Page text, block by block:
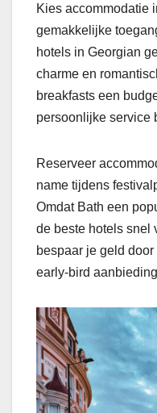
Kies accommodatie
gemakkelijke
hotels in Georgian
charme en
breakfasts een
persoonlijke service
Reserveer
name tijdens
Omdat Bath een
de beste hotels snel
bespaar je geld
early-bird